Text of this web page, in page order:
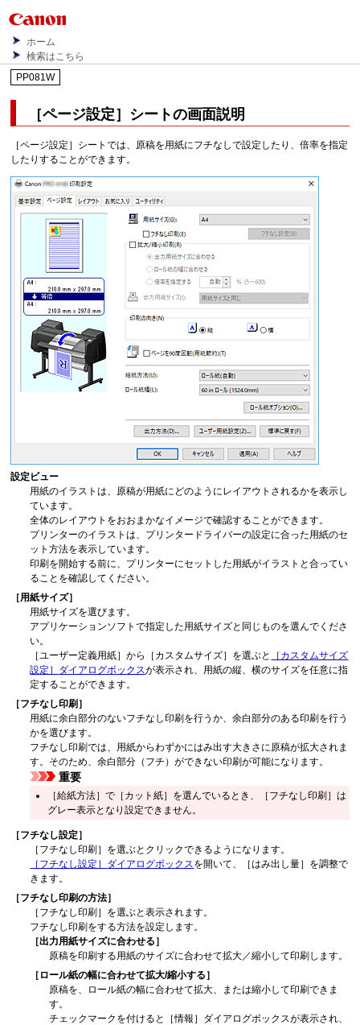
ホーム
検索はこちら
PP081W
［ページ設定］ シートの画面説明
［ページ設定］ シートでは、原稿を用紙にフチなしで設定したり、倍率を指定
したりすることができます。
設定ビュー
用紙のイラストは、原稿が用紙にどのようにレイアウトされるかを表示し
ています。
全体のレイアウトをおおまかなイメージで確認することができます。
プリンターのイラストは、プリンタードライバーの設定に合った用紙のセ
ット方法を表示しています。
印刷を開始する前に、プリンターにセットした用紙がイラストと合ってい
ることを確認してください。
［用紙サイズ］
用紙サイズを選びます。
アプリケーションソフトで指定した用紙サイズと同じものを選んでくださ
い。
［ユーザー定義用紙］から ［カスタムサイズ］ を選ぶと
［カスタムサイズ
設定］ ダイアログボックスが表示され、用紙の縦、横のサイズを任意に指
定することができます。
［フチなし印刷］
用紙に余白部分のないフチなし印刷を行うか、余白部分のある印刷を行う
かを選びます。
フチなし印刷では、用紙からわずかにはみ出す大きさに原稿が拡大されま
す。 そのため、余白部分（フチ）ができない印刷が可能になります。
重要
［給紙方法］で ［カット紙］ を選んでいるとき、［フチなし印刷］は
グレー表示となり設定できません。
［フチなし設定］
［フチなし印刷］ を選ぶとクリックできるようになります。
［フチなし設定］ ダイアログボックスを開いて、 ［はみ出し量］ を調整で
きます。
［フチなし印刷の方法］
［フチなし印刷］ を選ぶと表示されます。
フチなし印刷をする方法を設定します。
［出力用紙サイズに合わせる］
原稿を印刷する用紙のサイズに合わせて拡大／縮小して印刷します。
［ロール紙の幅に合わせて拡大/縮小する］
原稿を、ロール紙の幅に合わせて拡大、または縮小して印刷できま
す。
チェックマークを付けると
［情報］ ダイアログボックスが表示され、